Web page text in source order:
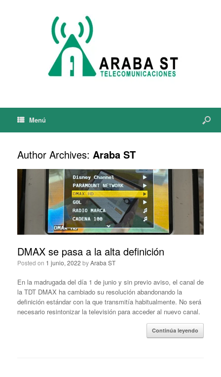
Menú
Author Archives: Araba ST
DMAX se pasa a la alta definición
Posted on 1 junio, 2022 byAraba ST
En la madrugada del día 1 de junio y sin previo aviso, el canal de
la TDT DMAX ha cambiado su resolución abandonando la
definición estándar con la que transmitía habitualmente. No será
necesario resintonizar la televisión para acceder al nuevo canal.
Continúa leyendo